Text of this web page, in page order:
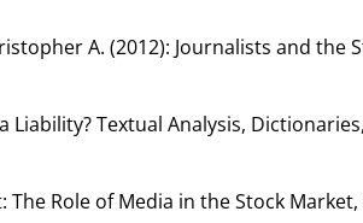
A. (2012): Journalists and the
Textual Analysis,
Role of Media in the Stock